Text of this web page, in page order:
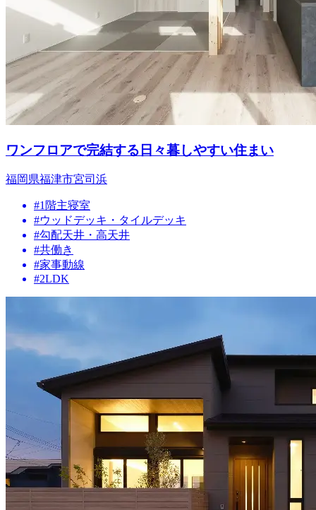
ワンフロアで完結する日々暮しやすい住まい
福岡県福津市宮司浜
#1階主寝室
#ウッドデッキ・タイルデッキ
#勾配天井・高天井
#共働き
#家事動線
#2LDK